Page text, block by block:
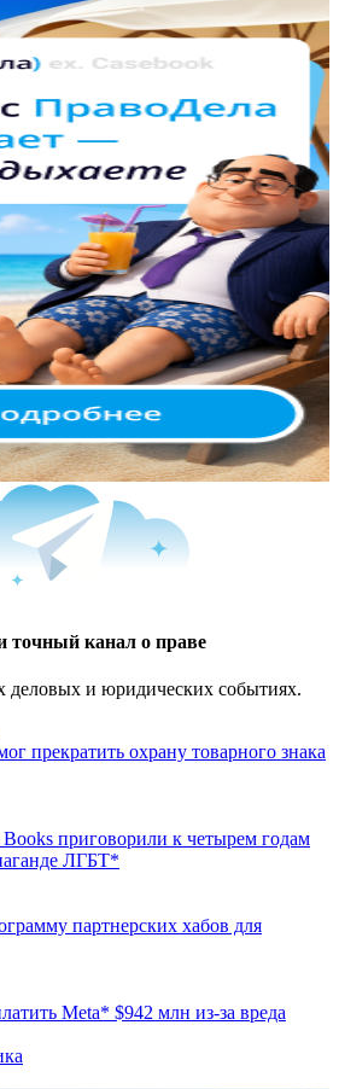
канал о праве
деловых и юридических событиях.
прекратить охрану товарного знака
приговорили к четырем годам
ЛГБТ*
партнерских хабов для
Meta* $942 млн из-за вреда